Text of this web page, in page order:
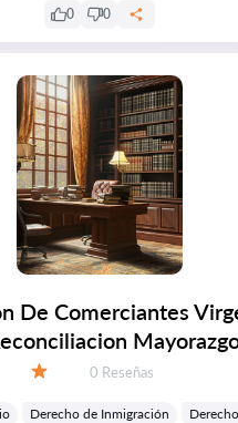
0 0
De Comerciantes
Número de reseñas:
0 Reseñas
Derecho de Inmigración